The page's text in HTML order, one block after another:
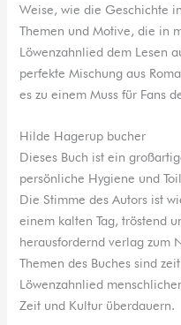
Weise, wie die Geschichte
Themen und Motive, die in
Löwenzahnlied dem Lesen
perfekte Mischung aus
es zu einem Muss für Fans
Hilde Hagerup bucher
Dieses Buch ist ein
persönliche Hygiene und
Die Stimme des Autors ist
einem kalten Tag, tröstend
herausfordernd verlag zum
Themen des Buches sind
Löwenzahnlied
Zeit und Kultur überdauern.